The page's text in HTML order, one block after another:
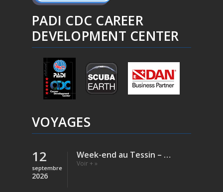
PADI CDC CAREER
DEVELOPMENT CENTER
VOYAGES
12
septembre
2026
Week-end au Tessin – Verzasca (Rivière)
Voir + »